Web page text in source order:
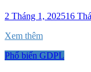
2 Tháng 1, 202516
Xem thêm
Phổ biến GDPL